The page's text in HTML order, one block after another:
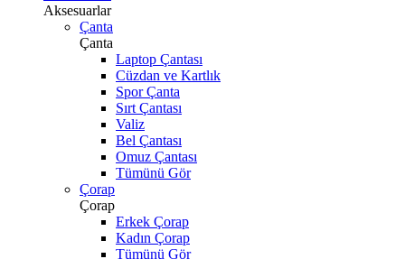
Aksesuarlar
Çanta
Çanta
Laptop Çantası
Cüzdan ve Kartlık
Spor Çanta
Sırt Çantası
Valiz
Bel Çantası
Omuz Çantası
Tümünü Gör
Çorap
Çorap
Erkek Çorap
Kadın Çorap
Tümünü Gör